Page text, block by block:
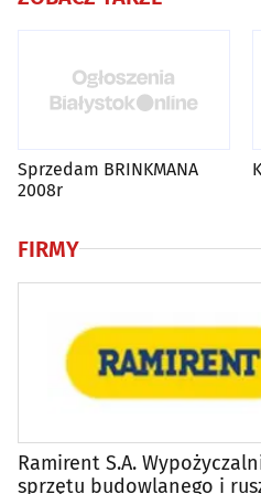
Sprzedam BRINKMANA
2008r
FIRMY
Ramirent S.A.
sprzętu budowlanego i